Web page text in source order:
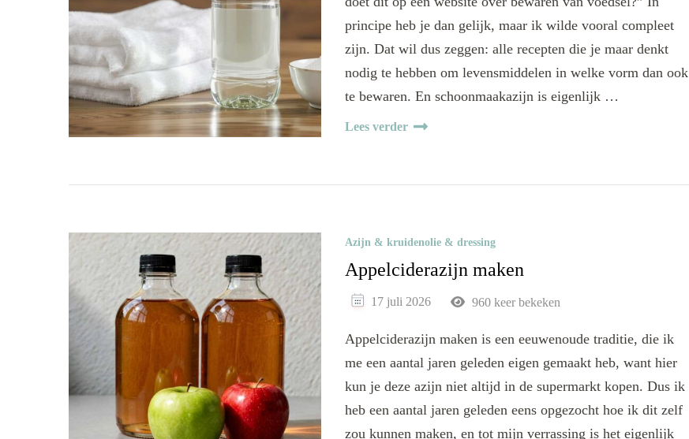
principe heb je dan gelijk, maar ik wilde vooral compleet
zijn. Dat wil dus zeggen: alle recepten die je maar denkt
nodig te hebben om levensmiddelen in welke vorm dan ook
te bewaren. En schoonmaakazijn is eigenlijk …
Lees verder
Azijn & kruidenolie & dressing
Appelciderazijn maken
17 juli 2026 960 keer bekeken
Appelciderazijn maken is een eeuwenoude traditie, die ik
me een aantal jaren geleden eigen gemaakt heb, want hier
kun je deze azijn niet altijd in de supermarkt kopen. Dus ik
heb een aantal jaren geleden eens opgezocht hoe ik dit zelf
zou kunnen maken, en tot mijn verrassing is het eigenlijk